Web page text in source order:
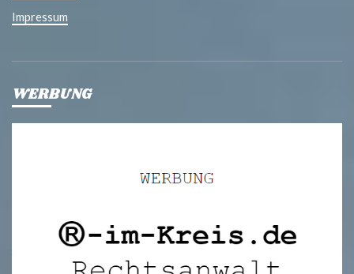
Impressum
WERBUNG